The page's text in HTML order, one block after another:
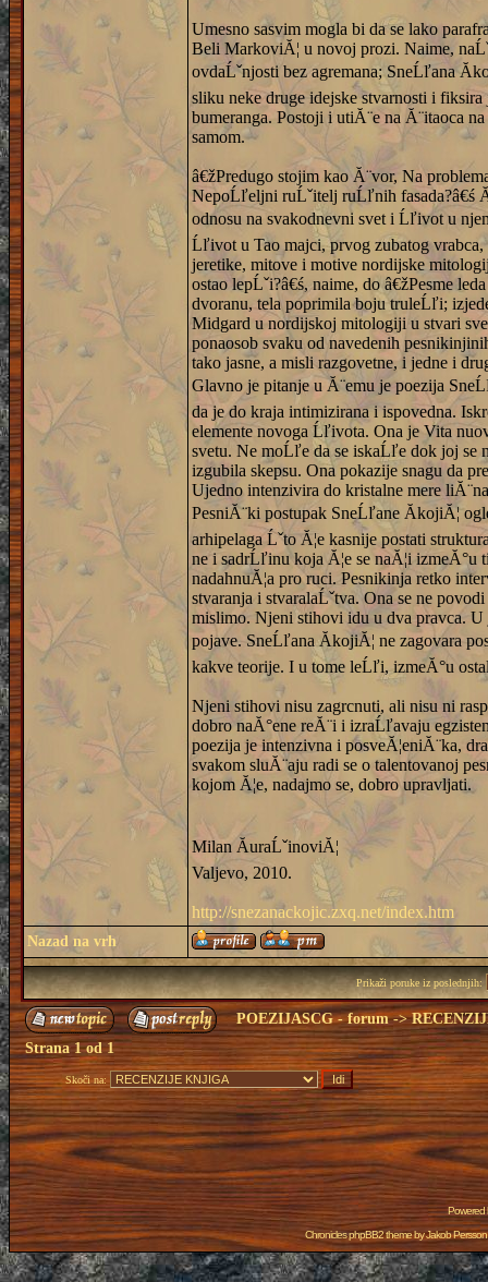
Umesno sasvim mogla bi da se lako
Beli MarkoviĂ¦ u novoj prozi. Naime,
ovdaĹˇnjosti bez agremana; SneĹľana
sliku neke druge idejske stvarnosti i
bumeranga. Postoji i utiĂ¨e na Ă¨itaoca
samom.
â€žPredugo stojim kao Ă¨vor, Na
NepoĹľeljni ruĹˇitelj ruĹľnih fasada?â€ś
odnosu na svakodnevni svet i Ĺľivot u
Ĺľivot u Tao majci, prvog zubatog
jeretike, mitove i motive nordijske
ostao lepĹˇi?â€ś, naime, do â€žPesme
dvoranu, tela poprimila boju truleĹľi;
Midgard u nordijskoj mitologiji u stvari
ponaosob svaku od navedenih
tako jasne, a misli razgovetne, i jedne i
Glavno je pitanje u Ă¨emu je poezija
da je do kraja intimizirana i ispovedna.
elemente novoga Ĺľivota. Ona je Vita
svetu. Ne moĹľe da se iskaĹľe dok joj se
izgubila skepsu. Ona pokazije snagu da
Ujedno intenzivira do kristalne mere
PesniĂ¨ki postupak SneĹľane ĂkojiĂ¦
arhipelaga Ĺˇto Ă¦e kasnije postati
ne i sadrĹľinu koja Ă¦e se naĂ¦i
nadahnuĂ¦a pro ruci. Pesnikinja retko
stvaranja i stvaralaĹˇtva. Ona se ne
mislimo. Njeni stihovi idu u dva pravca. U
pojave. SneĹľana ĂkojiĂ¦ ne zagovara
kakve teorije. I u tome leĹľi, izmeĂ°u
Njeni stihovi nisu zagrcnuti, ali nisu ni
dobro naĂ°ene reĂ¨i i izraĹľavaju
poezija je intenzivna i posveĂ¦eniĂ¨ka,
svakom sluĂ¨aju radi se o talentovanoj
kojom Ă¦e, nadajmo se, dobro upravljati.
Milan ĂuraĹˇinoviĂ¦
Valjevo, 2010.
http://snezanackojic.zxq.net/index.htm
Nazad na vrh
Prikaži poruke iz poslednjih:
POEZIJASCG - forum->
Strana 1od1
Skoči na:
Powered
Chronicles phpBB2 theme byJakob Persson